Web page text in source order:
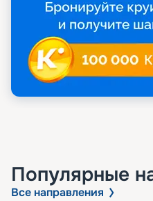
Популярные
Все направления